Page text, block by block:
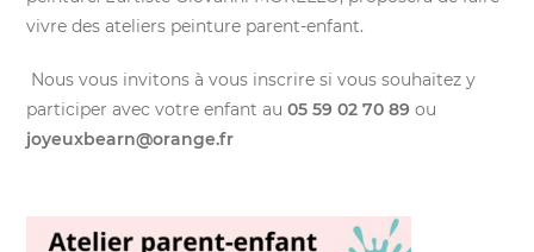
vivre des ateliers peinture parent-enfant.
Nous vous invitons à vous inscrire si vous souhaitez y
participer avec votre enfant au05 59 02 70 89 ou
joyeuxbearn@orange.fr